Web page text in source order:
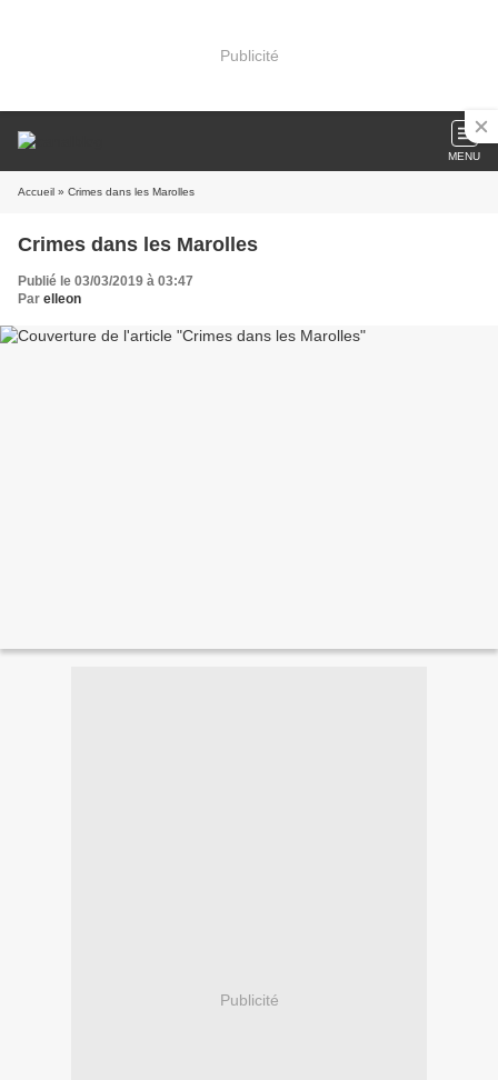
Publicité
MENU
Accueil » Crimes dans les Marolles
Crimes dans les Marolles
Publié le 03/03/2019 à 03:47
Par elleon
Publicité